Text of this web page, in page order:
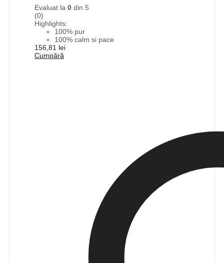
Evaluat la 0 din 5
(0)
Highlights:
100% pur
100% calm si pace
156,81 lei
Cumpără